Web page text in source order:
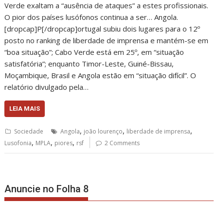
Verde exaltam a “ausência de ataques” a estes profissionais.
O pior dos países lusófonos continua a ser… Angola.
[dropcap]P[/dropcap]ortugal subiu dois lugares para o 12º
posto no ranking de liberdade de imprensa e mantém-se em
“boa situação”; Cabo Verde está em 25º, em “situação
satisfatória”; enquanto Timor-Leste, Guiné-Bissau,
Moçambique, Brasil e Angola estão em “situação difícil”. O
relatório divulgado pela…
LEIA MAIS
Sociedade Angola, joão lourenço, liberdade de imprensa,
Lusofonia, MPLA, piores, rsf 2 Comments
Anuncie no Folha 8